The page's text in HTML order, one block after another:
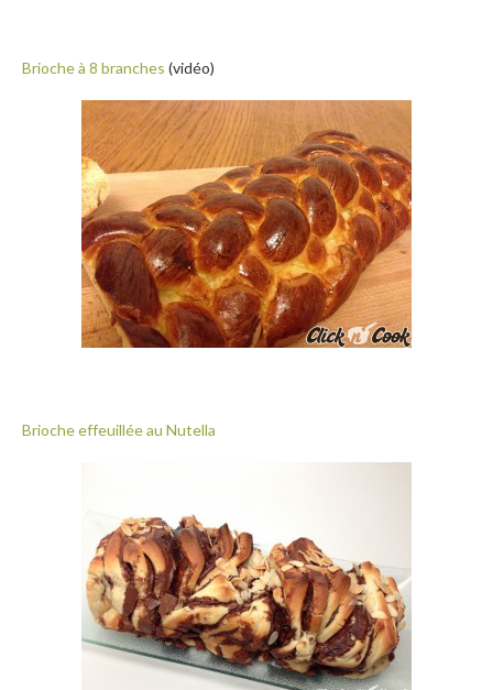
Brioche à 8 branches (vidéo)
Brioche effeuillée au Nutella